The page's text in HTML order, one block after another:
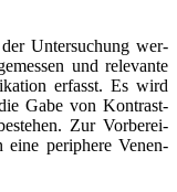
Unter­su­chung wer­
und rele­van­te
erfasst. Es wird
Gabe von Kon­trast­
Zur Vor­be­rei­
eine peri­phe­re Venen­